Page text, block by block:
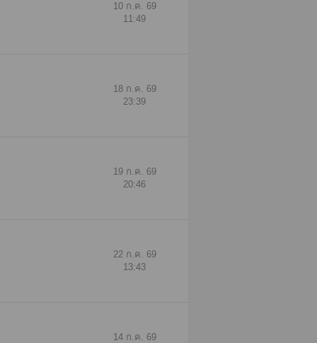
10 ก.ค. 69
11:49
18 ก.ค. 69
23:39
19 ก.ค. 69
20:46
22 ก.ค. 69
13:43
14 ก.ค. 69